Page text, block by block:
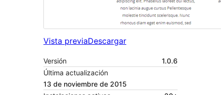
Vista previaDescargar
Versión
1.0.6
Última actualización
13 de noviembre de 2015